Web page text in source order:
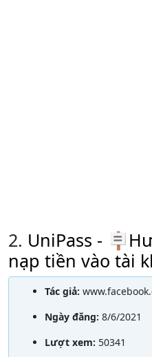
2. UniPass -
nạp tiền vào tài
Tác giả:
Ngày đăng: 8/6/2021
Lượt xem: 50341